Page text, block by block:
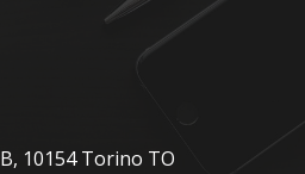
10154 Torino TO